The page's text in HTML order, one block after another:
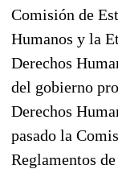
Comisión de
Humanos y la
Derechos
del gobierno
Derechos
pasado la
Reglamentos